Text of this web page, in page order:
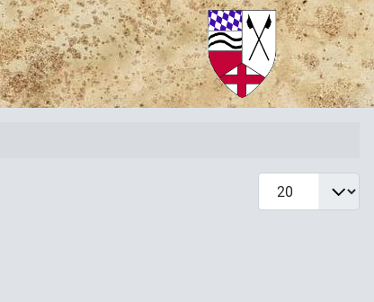
Anzeige #